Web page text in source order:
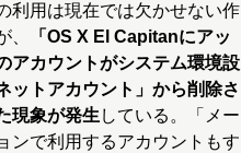
利用は現在では欠かせない作
、
「OS X El Capitanにアッ
アカウントがシステム環境設
ットアカウント」から削除さ
現象が発生 している。「メー
ンで利用するアカウントもす